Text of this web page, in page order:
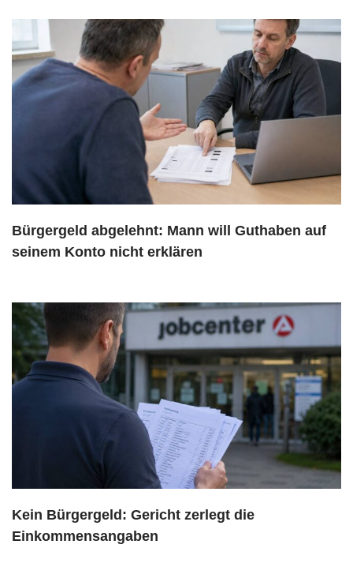
Bürgergeld abgelehnt: Mann will Guthaben auf
seinem Konto nicht erklären
Kein Bürgergeld: Gericht zerlegt die
Einkommensangaben